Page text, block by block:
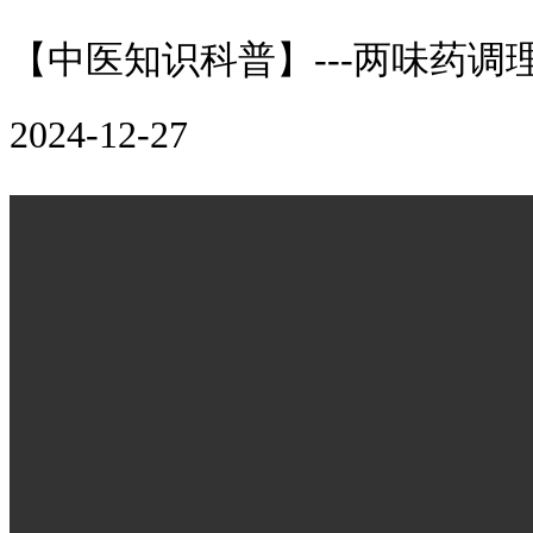
【中医知识科普】---两味药调
2024-12-27